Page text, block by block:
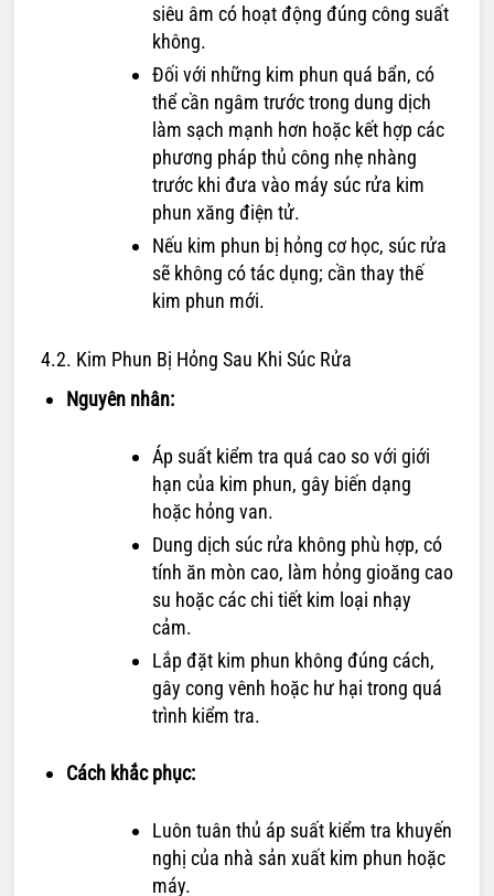
siêu âm có hoạt động đúng công suất
không.
Đối với những kim phun quá bẩn, có
thể cần ngâm trước trong dung dịch
làm sạch mạnh hơn hoặc kết hợp các
phương pháp thủ công nhẹ nhàng
trước khi đưa vào máy súc rửa kim
phun xăng điện tử.
Nếu kim phun bị hỏng cơ học, súc rửa
sẽ không có tác dụng; cần thay thế
kim phun mới.
4.2. Kim Phun Bị Hỏng Sau Khi Súc Rửa
Nguyên nhân:
Áp suất kiểm tra quá cao so với giới
hạn của kim phun, gây biến dạng
hoặc hỏng van.
Dung dịch súc rửa không phù hợp, có
tính ăn mòn cao, làm hỏng gioăng cao
su hoặc các chi tiết kim loại nhạy
cảm.
Lắp đặt kim phun không đúng cách,
gây cong vênh hoặc hư hại trong quá
trình kiểm tra.
Cách khắc phục:
Luôn tuân thủ áp suất kiểm tra khuyến
nghị của nhà sản xuất kim phun hoặc
máy.